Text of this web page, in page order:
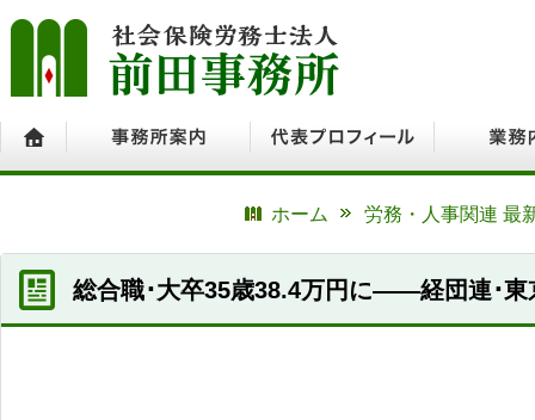
ホーム
労務・人事関連 最
総合職･大卒35歳38.4万円に――経団連･東